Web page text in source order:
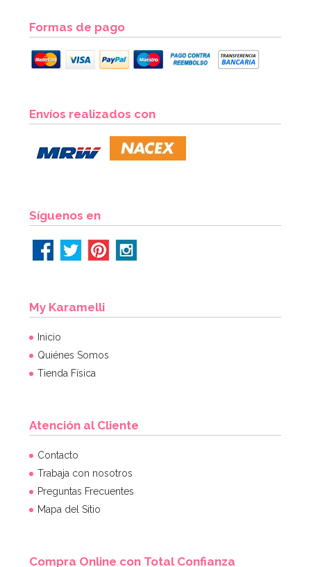
Formas de pago
Envíos realizados con
Síguenos en
My Karamelli
Inicio
Quiénes Somos
Tienda Física
Atención al Cliente
Contacto
Trabaja con nosotros
Preguntas Frecuentes
Mapa del Sitio
Compra Online con Total Confianza